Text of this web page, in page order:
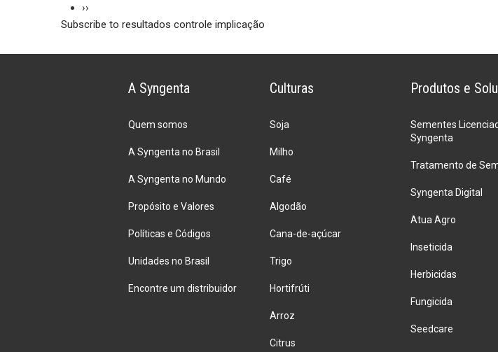
manejo
prevenir
lavoura
ataque
pragas
Next
page
››
Subscribe to resultados controle implicação
A Syngenta
Quem somos
A Syngenta no Brasil
A Syngenta no Mundo
Propósito e Valores
Políticas e Códigos
Unidades no Brasil
Encontre um distribuidor
Culturas
Soja
Milho
Café
Algodão
Cana-de-açúcar
Trigo
Hortifrúti
Arroz
Citrus
Produtos e
Sementes
Syngenta
Tratamento de
Syngenta Digital
Atua Agro
Inseticida
Herbicidas
Fungicida
Seedcare